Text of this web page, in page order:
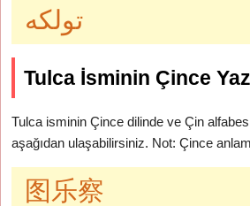
تولكه
Tulca İsminin Çince
Tulca isminin Çince dilinde ve Çin
aşağıdan ulaşabilirsiniz. Not: Çince
图乐察